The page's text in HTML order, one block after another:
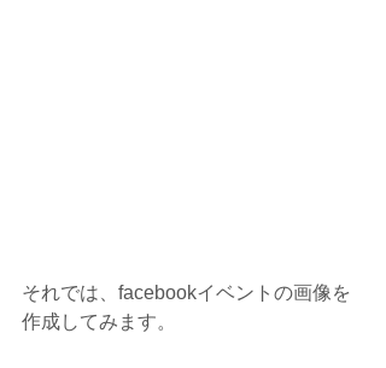
それでは、facebookイベントの画像を
作成してみます。